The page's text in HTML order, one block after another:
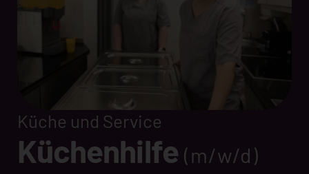
Küche und Service
Küchenhilfe (m/w/d)